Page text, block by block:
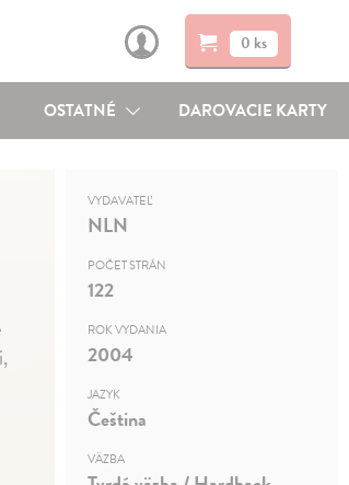
0 ks
OSTATNÉ DAROVACIE KARTY
VYDAVATEĽ
NLN
POČET STRÁN
122
ROK VYDANIA
2004
JAZYK
Čeština
VÄZBA